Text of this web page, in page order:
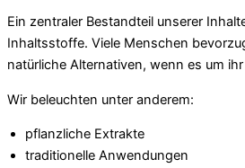
Ein zentraler Bestandteil unserer
Inhaltsstoffe. Viele Menschen
natürliche Alternativen, wenn es um
Wir beleuchten unter anderem:
pflanzliche Extrakte
traditionelle Anwendungen